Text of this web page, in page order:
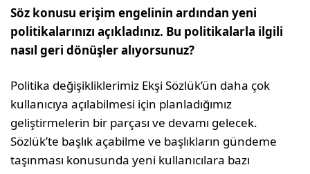
Söz konusu erişim engelinin ardından yeni
politikalarınızı açıkladınız. Bu politikalarla ilgili
nasıl geri dönüşler alıyorsunuz?
Politika değişikliklerimiz Ekşi Sözlük’ün daha çok
kullanıcıya açılabilmesi için planladığımız
geliştirmelerin bir parçası ve devamı gelecek.
Sözlük’te başlık açabilme ve başlıkların gündeme
taşınması konusunda yeni kullanıcılara bazı